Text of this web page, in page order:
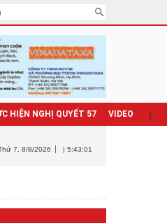
HIỆN NGHỊ QUYẾT 57 VIDEO
7 , 8/8/2026 | 5:43:02